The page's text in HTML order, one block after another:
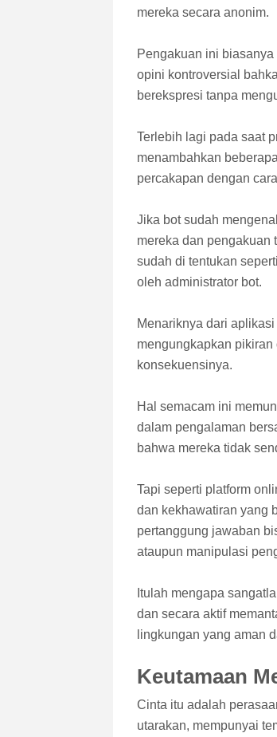
mereka secara anonim.
Pengakuan ini
opini kontroversial
berekspresi tanpa
Terlebih lagi pada saat
menambahkan
percakapan dengan
Jika bot sudah
mereka dan pengakuan
sudah di tentukan
oleh administrator bot.
Menariknya dari
mengungkapkan
konsekuensinya.
Hal semacam ini
dalam pengalaman
bahwa mereka tidak
Tapi seperti platform
dan kekhawatiran yang
pertanggung jawaban
ataupun manipulasi
Itulah mengapa
dan secara aktif
lingkungan yang aman
Keutamaan
Cinta itu adalah
utarakan, mempunyai